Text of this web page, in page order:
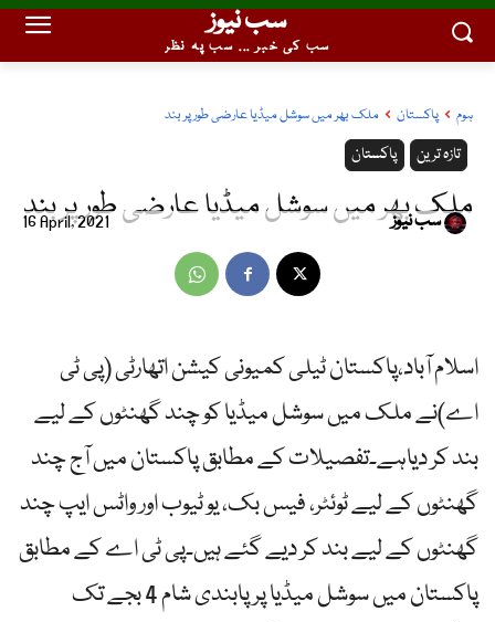
سب نیوز
سب کی خبر ... سب پہ نظر
ہوم پاکستان ملک بھر میں سوشل میڈیا عارضی طور پر بند
پاکستان تازہ ترین
ملک بھر میں سوشل میڈیا عارضی طور پر بند
16 April, 2021 سب نیوز
اسلام آباد،پاکستان ٹیلی کمیونی کیشن اتھارٹی (پی ٹی
اے)نے ملک میں سوشل میڈیا کو چند گھنٹوں کے لیے
بند کر دیاہے۔تفصیلات کے مطابق پاکستان میں آج چند
گھنٹوں کے لیے ٹوئٹر، فیس بک، یو ٹیوب اور واٹس ایپ چند
گھنٹوں کے لیے بند کر دیے گئے ہیں۔پی ٹی اے کے مطابق
پاکستان میں سوشل میڈیا پر پابندی شام 4 بجے تک